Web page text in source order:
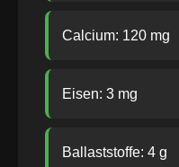
Calcium: 120 mg
Eisen: 3 mg
Ballaststoffe: 4 g